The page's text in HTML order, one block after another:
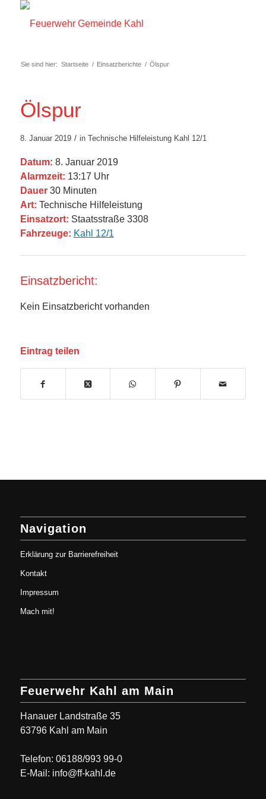
Sie sind hier: Startseite / Einsatzberichte / Ölspur
Ölspur
8. Januar 2019 / in Technische Hilfeleistung Kahl 12/1
Datum: 8. Januar 2019
Alarmzeit: 13:17 Uhr
Dauer30 Minuten
Art: Technische Hilfeleistung
Einsatzort: Staatsstraße 3308
Fahrzeuge: Kahl 12/1
Einsatzbericht:
Kein Einsatzbericht vorhanden
Eintrag teilen
Navigation
Erklärung zur Barrierefreiheit
Kontakt
Impressum
Mach mit!
Feuerwehr Kahl am Main
Hanauer Landstraße 35
63796 Kahl am Main
Telefon: 06188/993 99-0
E-Mail: info@ff-kahl.de